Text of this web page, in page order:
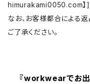
himurakami0050.com】]
なお、お客様都合による返
ご了承ください。
『workwearでお出